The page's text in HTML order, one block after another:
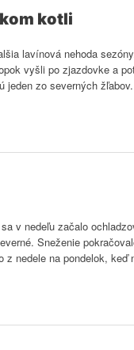
kotli
lavínová nehoda
vyšli po zjazdovke a
jeden zo severných
v nedeľu začalo
Sneženie
z nedele na pondelok,